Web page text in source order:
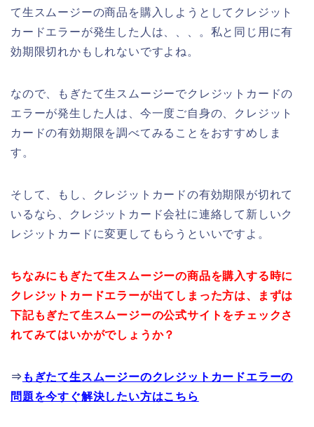
て生スムージーの商品を購入しようとしてクレジット
カードエラーが発生した人は、、、。私と同じ用に有
効期限切れかもしれないですよね。
なので、もぎたて生スムージーでクレジットカードの
エラーが発生した人は、今一度ご自身の、クレジット
カードの有効期限を調べてみることをおすすめしま
す。
そして、もし、クレジットカードの有効期限が切れて
いるなら、クレジットカード会社に連絡して新しいク
レジットカードに変更してもらうといいですよ。
ちなみにもぎたて生スムージーの商品を購入する時に
クレジットカードエラーが出てしまった方は、まずは
下記もぎたて生スムージーの公式サイトをチェックさ
れてみてはいかがでしょうか？
⇒ もぎたて生スムージーのクレジットカードエラーの
問題を今すぐ解決したい方はこちら